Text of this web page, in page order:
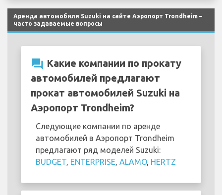
Аренда автомобиля Suzuki на сайте Аэропорт Trondheim –
часто задаваемые вопросы
question_answer Какие компании по прокату
автомобилей предлагают
прокат автомобилей Suzuki на
Аэропорт Trondheim?
Следующие компании по аренде
автомобилей в Аэропорт Trondheim
предлагают ряд моделей Suzuki:
BUDGET, ENTERPRISE, ALAMO, HERTZ